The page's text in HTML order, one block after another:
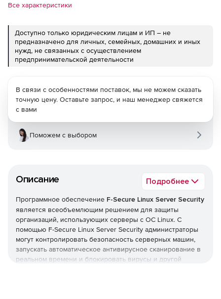
Все характеристики
Доступно только юридическим лицам и ИП – не
предназначено для личных, семейных, домашних и иных
нужд, не связанных с осуществлением
предпринимательской деятельности
Описание Подробнее
Программное обеспечение F-Secure Linux Server Security
является всеобъемлющим решением для защиты
организаций, использующих серверы с ОС Linux. С
помощью F-Secure Linux Server Security администраторы
могут контролировать безопасность серверных машин,
запускать автоматическое антивирусное сканирование в
реальном времени и блокировать вирусы и другой
В связи с особенностями поставок, мы не можем сказать
точную цену. Оставьте запрос, и наш менеджер свяжется
с вами
Поможем с выбором